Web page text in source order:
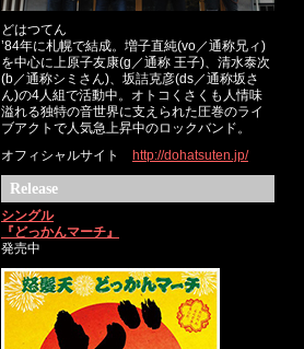
どはつてん
’84年に札幌で結成。増子直純(vo／通称兄ィ)
を中心に上原子友康(g／通称 王子)、清水泰次
(b／通称シミさん)、坂詰克彦(ds／通称坂さ
ん)の4人組で活動中。オトコくさくも人情味
溢れる独特の音世界に支えられた圧巻のライ
ブアクトで人気急上昇中のロックバンド。
オフィシャルサイト http://dohatsuten.jp/
Release
シングル
『どっかんマーチ』
発売中